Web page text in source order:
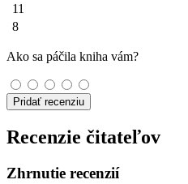
11
8
Ako sa páčila kniha vám?
Pridať recenziu
Recenzie čitateľov
Zhrnutie recenzií